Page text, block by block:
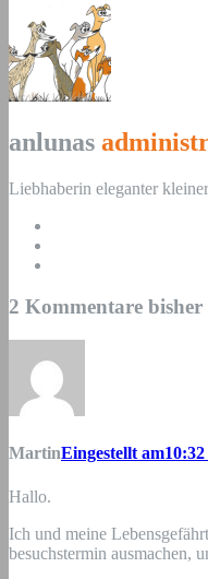
anlunas
Liebhaberin eleganter
2 Kommentare bisher
MartinEingestellt
Hallo.
Ich und meine
besuchstermin ausmachen,